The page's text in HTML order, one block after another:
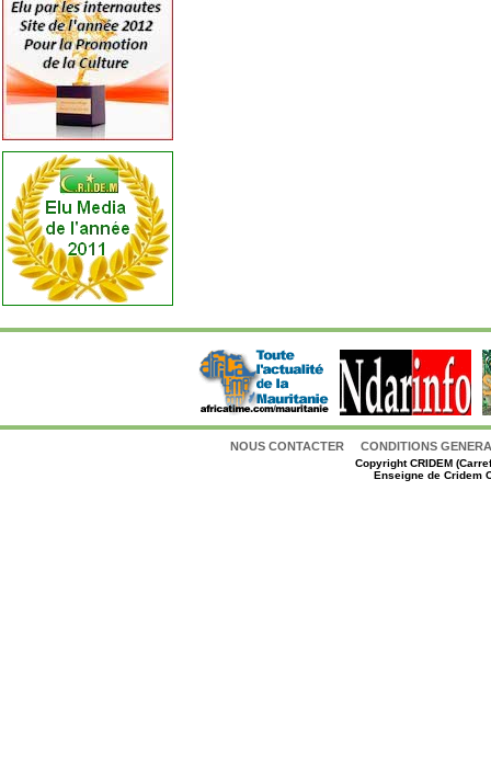
NOUS CONTACTER CONDITIONS
CopyrightCRIDEM
Enseigne de Cridem